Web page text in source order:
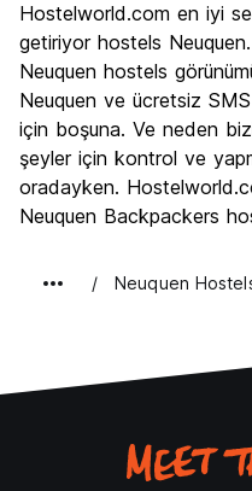
Kültür
Gece hayatı
Ekonomik
Hostelworld.com en iyi
getiriyor hostels
Neuquen hostels
Neuquen ve ücretsiz
için boşuna. Ve neden
şeyler için kontrol ve
oradayken.
Neuquen Backpackers
Neuquen